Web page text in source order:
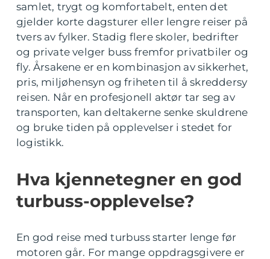
samlet, trygt og komfortabelt, enten det
gjelder korte dagsturer eller lengre reiser på
tvers av fylker. Stadig flere skoler, bedrifter
og private velger buss fremfor privatbiler og
fly. Årsakene er en kombinasjon av sikkerhet,
pris, miljøhensyn og friheten til å skreddersy
reisen. Når en profesjonell aktør tar seg av
transporten, kan deltakerne senke skuldrene
og bruke tiden på opplevelser i stedet for
logistikk.
Hva kjennetegner en god
turbuss-opplevelse?
En god reise med turbuss starter lenge før
motoren går. For mange oppdragsgivere er